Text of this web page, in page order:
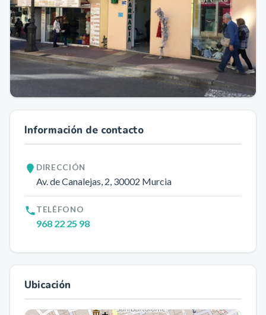
Información de contacto
DIRECCIÓN
Av. de Canalejas, 2, 30002 Murcia
TELÉFONO
968 22 25 98
Ubicación